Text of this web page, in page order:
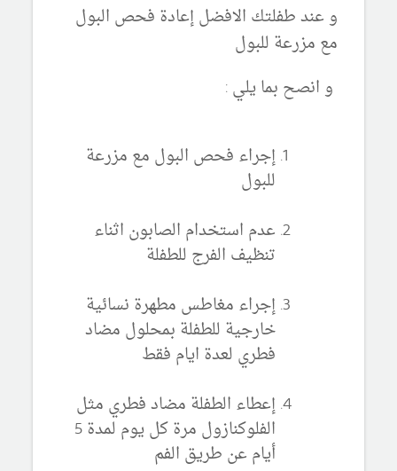
و عند طفلتك الافضل إعادة فحص البول
مع مزرعة للبول
و انصح بما يلي :
إجراء فحص البول مع مزرعة
للبول
عدم استخدام الصابون اثناء
تنظيف الفرج للطفلة
إجراء مغاطس مطهرة نسائية
خارجية للطفلة بمحلول مضاد
فطري لعدة ايام فقط
إعطاء الطفلة مضاد فطري مثل
الفلوكنازول مرة كل يوم لمدة 5
أيام عن طريق الفم